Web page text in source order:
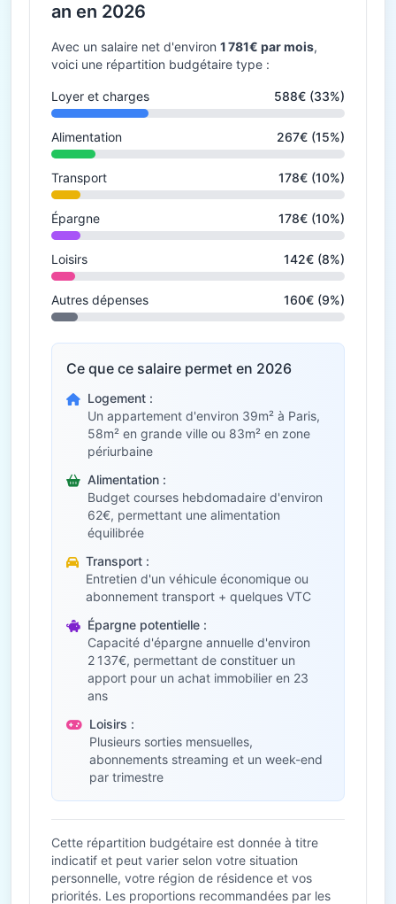
an en 2026
Avec un salaire net d'environ 1 781€ par mois,
voici une répartition budgétaire type :
Loyer et charges 588€ (33%)
Alimentation 267€ (15%)
Transport 178€ (10%)
Épargne 178€ (10%)
Loisirs 142€ (8%)
Autres dépenses 160€ (9%)
Ce que ce salaire permet en 2026
Logement :
Un appartement d'environ 39m² à Paris,
58m² en grande ville ou 83m² en zone
périurbaine
Alimentation :
Budget courses hebdomadaire d'environ
62€, permettant une alimentation
équilibrée
Transport :
Entretien d'un véhicule économique ou
abonnement transport + quelques VTC
Épargne potentielle :
Capacité d'épargne annuelle d'environ
2 137€, permettant de constituer un
apport pour un achat immobilier en 23
ans
Loisirs :
Plusieurs sorties mensuelles,
abonnements streaming et un week-end
par trimestre
Cette répartition budgétaire est donnée à titre
indicatif et peut varier selon votre situation
personnelle, votre région de résidence et vos
priorités. Les proportions recommandées par les